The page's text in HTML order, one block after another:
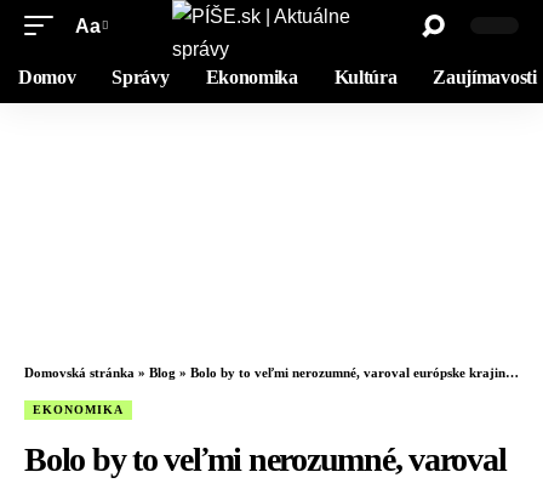
Aa
Domov Správy Ekonomika Kultúra Zaujímavosti
Domovská stránka » Blog » Bolo by to veľmi nerozumné, varoval európske krajiny pred odvetnými clami minister financií USA
EKONOMIKA
Bolo by to veľmi nerozumné, varoval